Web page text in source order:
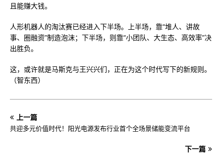
且能赚大钱。
人形机器人的淘汰赛已经进入下半场。上半场，靠“堆人、讲故
事、圈融资”制造泡沫；下半场，则靠“小团队、大生态、高效率”决
出胜负。
这，或许就是马斯克与王兴兴们，正在为这个时代写下的新规则。
（智东西）
上一篇
共迎多元价值时代！阳光电源发布行业首个全场景储能变流平台
下一篇